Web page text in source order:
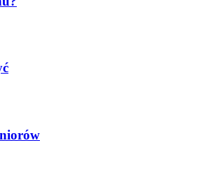
już nieaktualny. Współcześni seniorzy
się takimi zagadnieniami, jak
wpisu. Dlaczego doświadczenie ma tak